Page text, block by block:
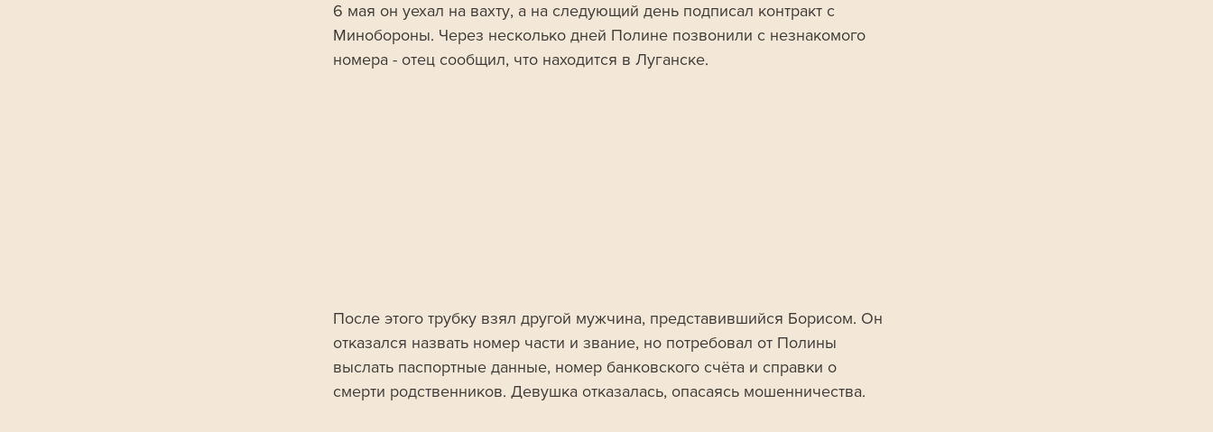
6 мая он уехал на вахту, а на следующий день подписал контракт с
Минобороны. Через несколько дней Полине позвонили с незнакомого
номера - отец сообщил, что находится в Луганске.
После этого трубку взял другой мужчина, представившийся Борисом. Он
отказался назвать номер части и звание, но потребовал от Полины
выслать паспортные данные, номер банковского счёта и справки о
смерти родственников. Девушка отказалась, опасаясь мошенничества.